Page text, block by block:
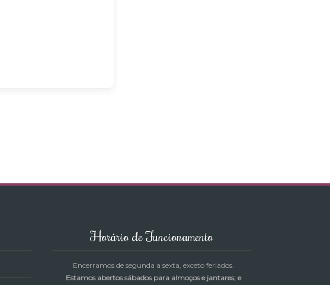
Horário de Funcionamento
Encerramos de segunda a sexta, exceto feriados.
Estamos abertos sábados para almoços e jantares; e